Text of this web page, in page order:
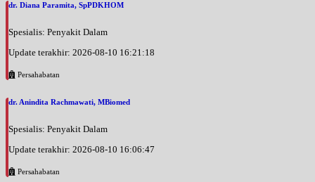
dr. Diana Paramita, SpPDKHOM
Spesialis: Penyakit Dalam
Update terakhir: 2026-08-10 16:21:18
Persahabatan
dr. Anindita Rachmawati, MBiomed
Spesialis: Penyakit Dalam
Update terakhir: 2026-08-10 16:06:47
Persahabatan